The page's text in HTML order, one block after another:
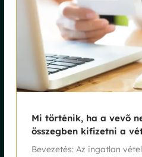
Mi történik, ha a vevő
összegben kifizetni a
Bevezetés: Az ingatlan